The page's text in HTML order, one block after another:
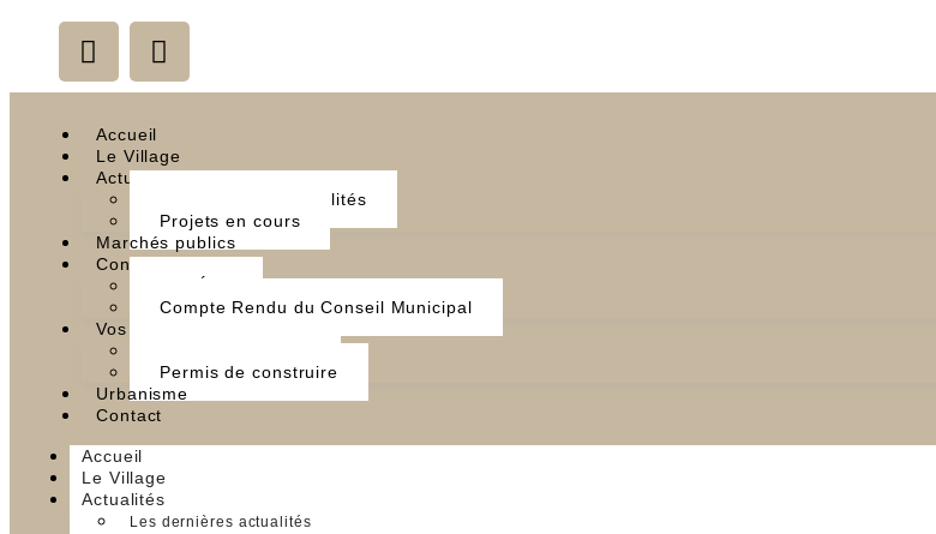
Accueil
Le Village
Actualités
Les dernières actualités
Projets en cours
Marchés publics
Conseil municipal
Compte Rendu du Conseil Municipal
Vos démarches
Permis de construire
Urbanisme
Contact
Accueil
Le Village
Actualités
Les dernières actualités